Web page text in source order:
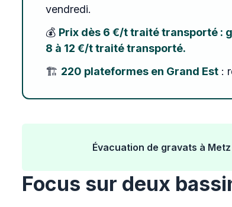
vendredi.
💰 Prix dès 6 €/t traité transporté :
8 à 12 €/t traité transporté.
🏗️ 220 plateformes en Grand Est :
Évacuation de gravats à
Focus sur deux